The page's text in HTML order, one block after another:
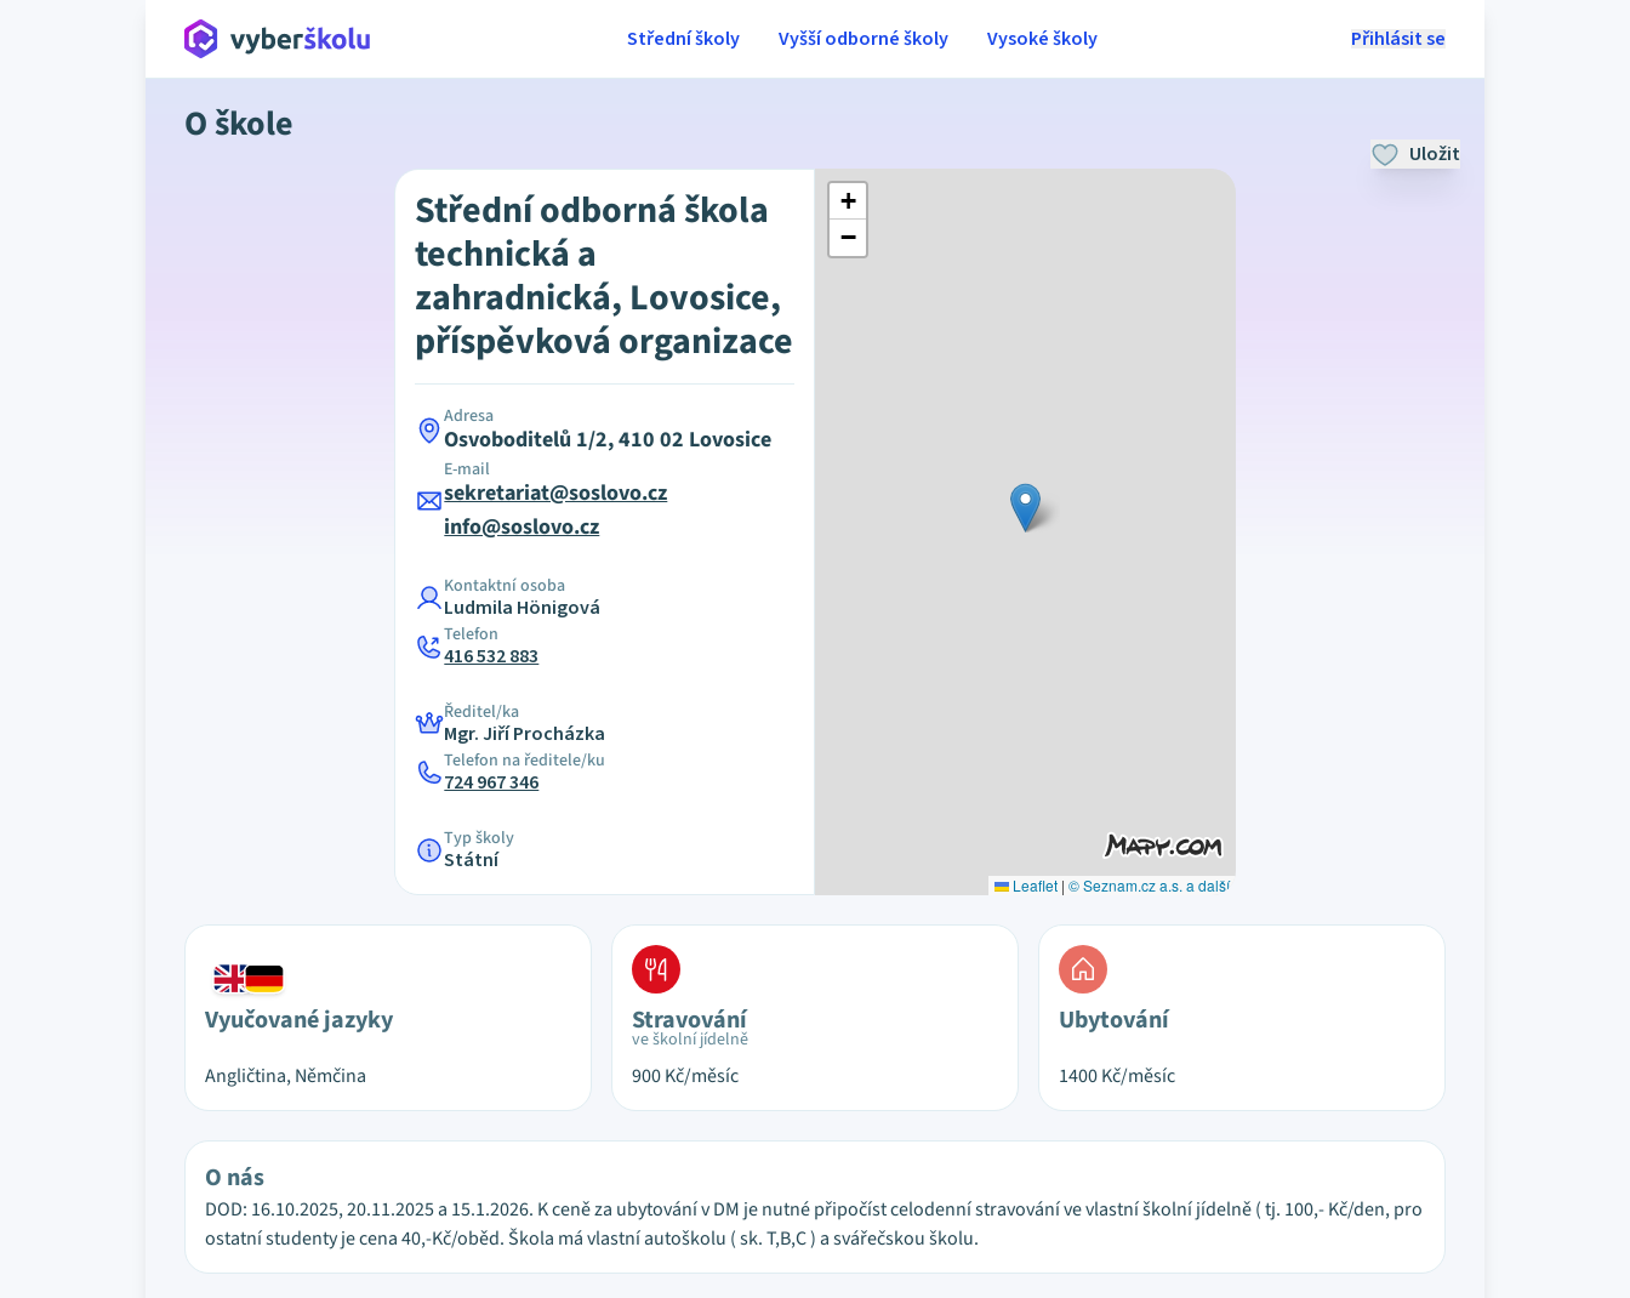
Přihlásit se
Střední školy Vyšší odborné školy Vysoké školy
O škole
Uložit
Střední odborná škola
technická a
zahradnická, Lovosice,
příspěvková organizace
Adresa
Osvoboditelů 1/2, 410 02 Lovosice
E-mail
sekretariat@soslovo.cz
info@soslovo.cz
Kontaktní osoba
Ludmila Hönigová
Telefon
416 532 883
Ředitel/ka
Mgr. Jiří Procházka
Telefon na ředitele/ku
724 967 346
Typ školy
Státní
+
−
Leaflet | © Seznam.cz a.s. a další
Vyučované jazyky
Angličtina, Němčina
Stravování
ve školní jídelně
900Kč/měsíc
Ubytování
1400Kč/měsíc
O nás
DOD: 16.10.2025, 20.11.2025 a 15.1.2026. K ceně za ubytování v DM je nutné připočíst celodenní stravování ve vlastní školní jídelně ( tj. 100,- Kč/den, pro
ostatní studenty je cena 40,-Kč/oběd. Škola má vlastní autoškolu ( sk. T,B,C ) a svářečskou školu.